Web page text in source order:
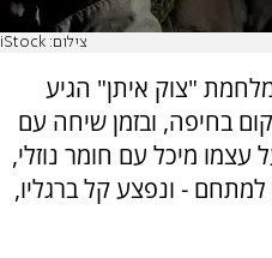
צילום: iStock
"צוק איתן" הגיע
בחיפה, ובזמן שיחה עם
מיכל עם חומר נוזלי,
- ונפצע קל ברגליו,